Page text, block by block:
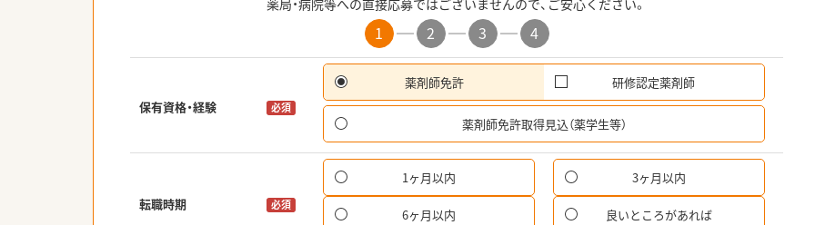
薬局・病院等への直接応募ではございませんので、ご安心ください。
1 2 3 4
保有資格・経験 必須
薬剤師免許 研修認定薬剤師
薬剤師免許取得見込（薬学生等）
転職時期 必須
1ヶ月以内 3ヶ月以内
6ヶ月以内 良いところがあれば